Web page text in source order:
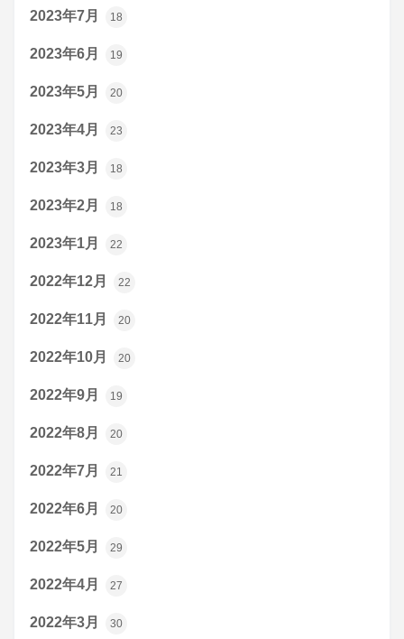
2023年7月 18
2023年6月 19
2023年5月 20
2023年4月 23
2023年3月 18
2023年2月 18
2023年1月 22
2022年12月 22
2022年11月 20
2022年10月 20
2022年9月 19
2022年8月 20
2022年7月 21
2022年6月 20
2022年5月 29
2022年4月 27
2022年3月 30